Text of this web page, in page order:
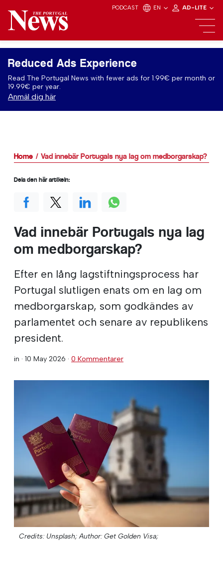
PODCAST EN AD-LITE
Reduced Ads Experience
Read The Portugal News with fewer ads for 1.99€ per month or
19.99€ per year.
Anmäl dig här
Home Vad innebär Portugals nya lag om medborgarskap?
Vad innebär Portugals nya lag
om medborgarskap?
Efter en lång lagstiftningsprocess har
Portugal slutligen enats om en lag om
medborgarskap, som godkändes av
parlamentet och senare av republikens
president.
in · 10 May 2026 · 0 Kommentarer
Credits: Unsplash; Author: Get Golden Visa;
Dela den här artikeln: